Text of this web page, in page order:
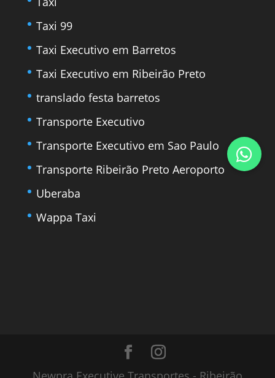
Taxi 99
Taxi Executivo em Barretos
Taxi Executivo em Ribeirão Preto
translado festa barretos
Transporte Executivo
Transporte Executivo em Sao Paulo
Transporte Ribeirão Preto Aeroporto
Uberaba
Wappa Taxi